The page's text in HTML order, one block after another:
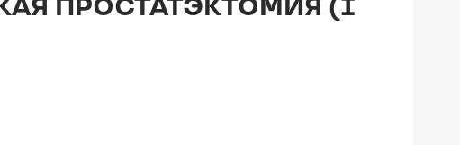
ПРОСТАТЭКТОМИЯ (I